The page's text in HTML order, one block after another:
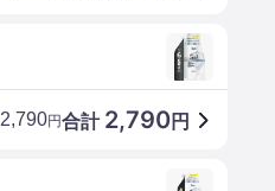
合計 2,790円
2,790円